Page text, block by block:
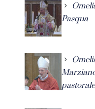
Pasqua
pastorale